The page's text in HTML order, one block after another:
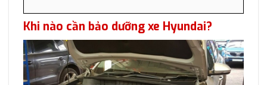
Khi nào cần bảo dưỡng xe Hyundai?